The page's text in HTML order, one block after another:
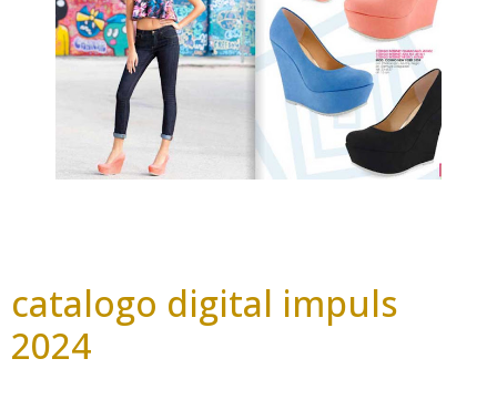
catalogo digital impuls
2024